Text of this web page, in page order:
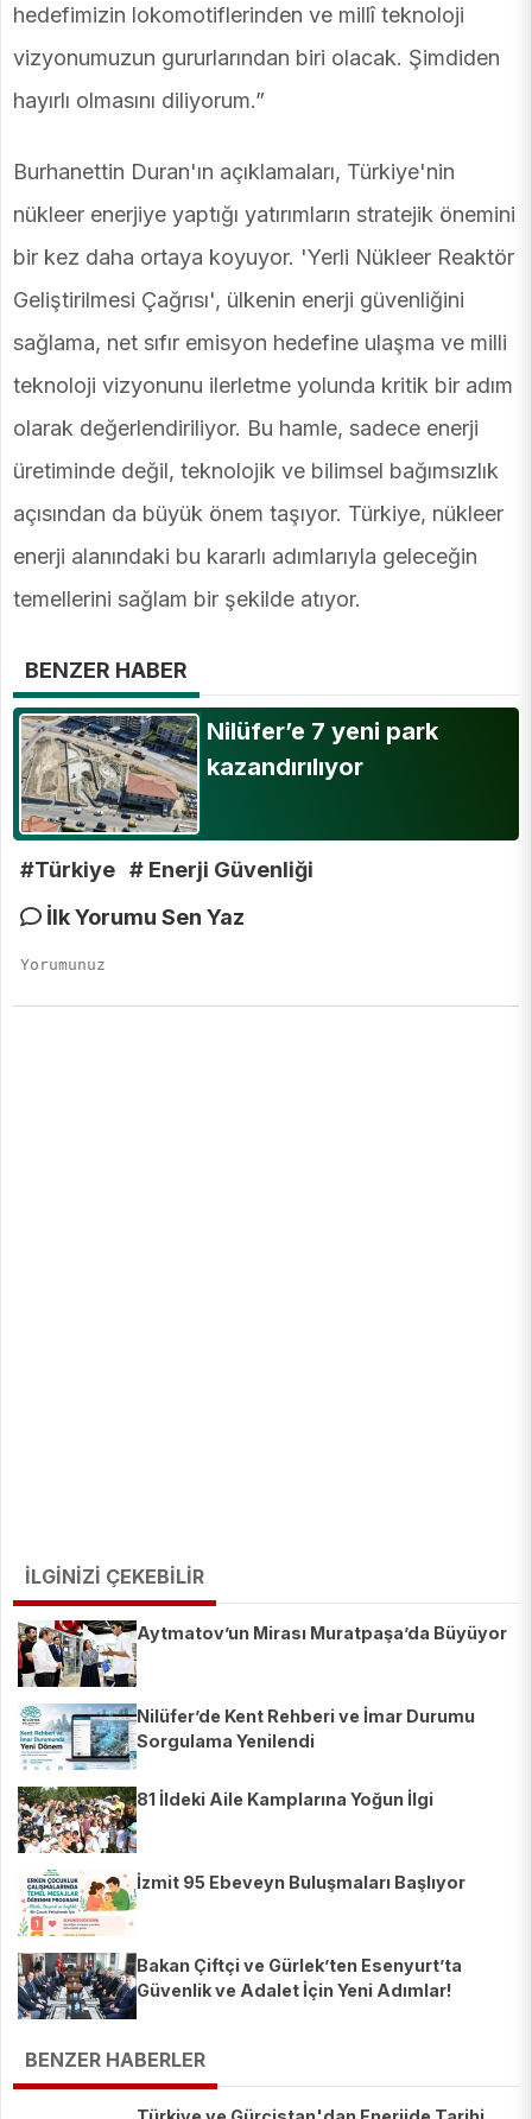
hedefimizin lokomotiflerinden ve millî teknoloji
vizyonumuzun gururlarından biri olacak. Şimdiden
hayırlı olmasını diliyorum.”
Burhanettin Duran'ın açıklamaları, Türkiye'nin
nükleer enerjiye yaptığı yatırımların stratejik önemini
bir kez daha ortaya koyuyor. 'Yerli Nükleer Reaktör
Geliştirilmesi Çağrısı', ülkenin enerji güvenliğini
sağlama, net sıfır emisyon hedefine ulaşma ve milli
teknoloji vizyonunu ilerletme yolunda kritik bir adım
olarak değerlendiriliyor. Bu hamle, sadece enerji
üretiminde değil, teknolojik ve bilimsel bağımsızlık
açısından da büyük önem taşıyor. Türkiye, nükleer
enerji alanındaki bu kararlı adımlarıyla geleceğin
temellerini sağlam bir şekilde atıyor.
BENZER HABER
Nilüfer’e 7 yeni park
kazandırılıyor
#Türkiye # Enerji Güvenliği
İlk Yorumu Sen Yaz
İLGİNİZİ ÇEKEBİLİR
Aytmatov’un Mirası Muratpaşa’da Büyüyor
Nilüfer’de Kent Rehberi ve İmar Durumu
Sorgulama Yenilendi
81 İldeki Aile Kamplarına Yoğun İlgi
İzmit 95 Ebeveyn Buluşmaları Başlıyor
Bakan Çiftçi ve Gürlek’ten Esenyurt’ta
Güvenlik ve Adalet İçin Yeni Adımlar!
BENZER HABERLER